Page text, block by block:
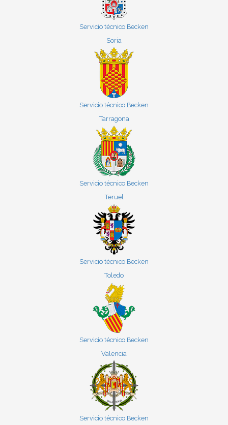
Servicio técnico Becken
Soria
Servicio técnico Becken
Tarragona
Servicio técnico Becken
Teruel
Servicio técnico Becken
Toledo
Servicio técnico Becken
Valencia
Servicio técnico Becken